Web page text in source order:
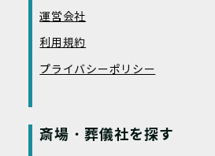
運営会社
利用規約
プライバシーポリシー
斎場・葬儀社を探す